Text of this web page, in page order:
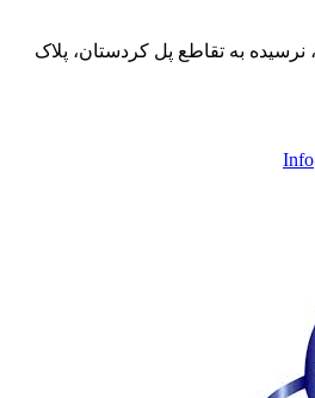
نرسیده به تقاطع پل کردستان، پلاک